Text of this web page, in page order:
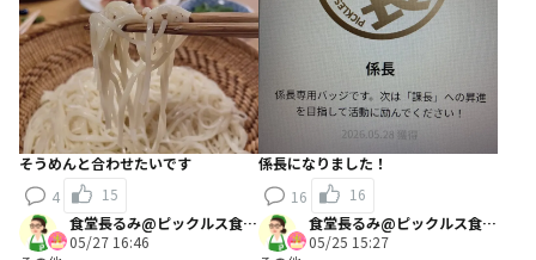
そうめんと合わせたいです
4
15
係長になりました！
16
16
食堂長るみ@ピックルス食堂
スタッフ
05/27 16:46
食堂長るみ@ピックルス食堂
スタッフ
05/25 15:27